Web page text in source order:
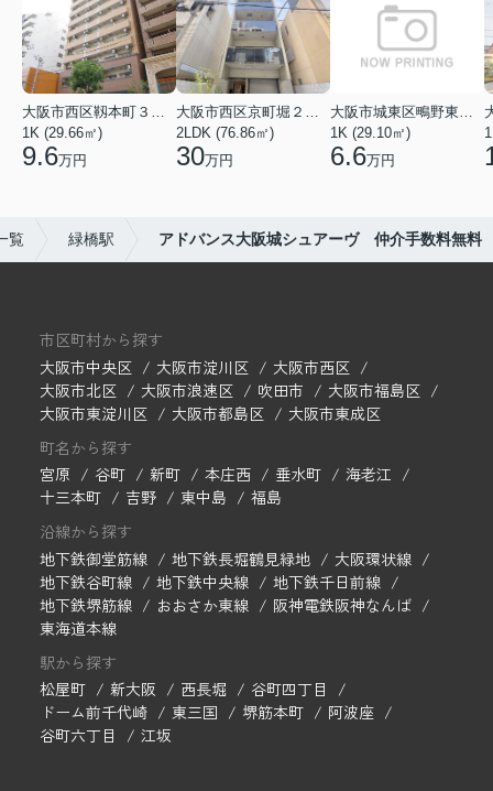
大阪市西区靱本町３丁目
1K (29.66㎡)
9.6万円
大阪市西区京町堀２丁目
2LDK (76.86㎡)
30万円
大阪市城東区鴫野東３丁目
1K (29.10㎡)
6.6万円
覧 緑橋駅 アドバンス大阪城シュアーヴ 仲介手数料無料
市区町村から探す
大阪市中央区
大阪市淀川区
大阪市西区
大阪市北区
大阪市浪速区 吹田市
大阪市福島区
大阪市東淀川区
大阪市都島区
大阪市東成区
町名から探す
宮原
谷町 新町 本庄西 垂水町
海老江
十三本町
吉野 東中島
福島
沿線から探す
地下鉄御堂筋線
地下鉄長堀鶴見緑地
大阪環状線
地下鉄谷町線
地下鉄中央線
地下鉄千日前線
地下鉄堺筋線
おおさか東線
阪神電鉄阪神なんば
東海道本線
駅から探す
松屋町
新大阪 西長堀
谷町四丁目
ドーム前千代崎
東三国 堺筋本町
阿波座
谷町六丁目
江坂